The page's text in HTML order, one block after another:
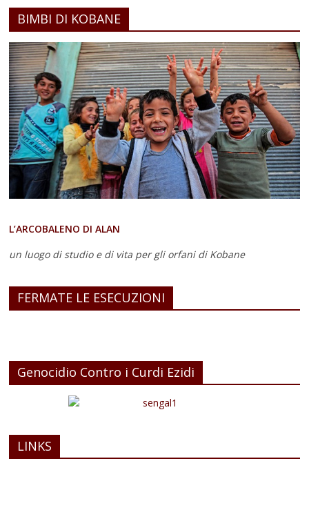
BIMBI DI KOBANE
L’ARCOBALENO DI ALAN
un luogo di studio e di vita per gli orfani di Kobane
FERMATE LE ESECUZIONI
Genocidio Contro i Curdi Ezidi
LINKS